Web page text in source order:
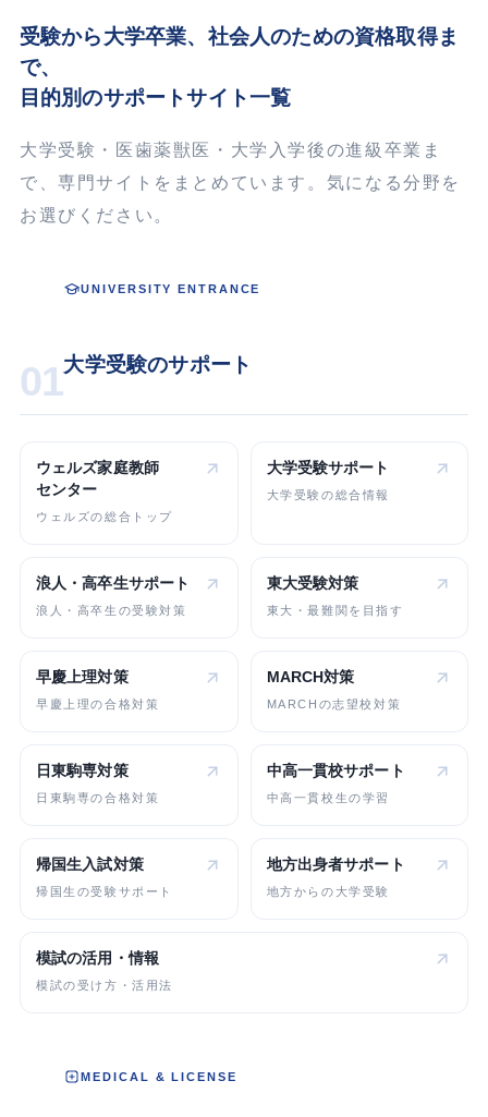
受験から大学卒業、 社会人のための資格取得ま
で、
目的別のサポートサイト一覧
大学受験・医歯薬獣医・大学入学後の進級卒業ま
で、専門サイトをまとめています。気になる分野を
お選びください。
01
UNIVERSITY ENTRANCE
大学受験のサポート
ウェルズ家庭教師
センター
ウェルズの総合トップ
大学受験サポート
大学受験の総合情報
浪人・高卒生サポート
浪人・高卒生の受験対策
東大受験対策
東大・最難関を目指す
早慶上理対策
早慶上理の合格対策
MARCH対策
MARCHの志望校対策
日東駒専対策
日東駒専の合格対策
中高一貫校サポート
中高一貫校生の学習
帰国生入試対策
帰国生の受験サポート
地方出身者サポート
地方からの大学受験
模試の活用・情報
模試の受け方・活用法
MEDICAL & LICENSE